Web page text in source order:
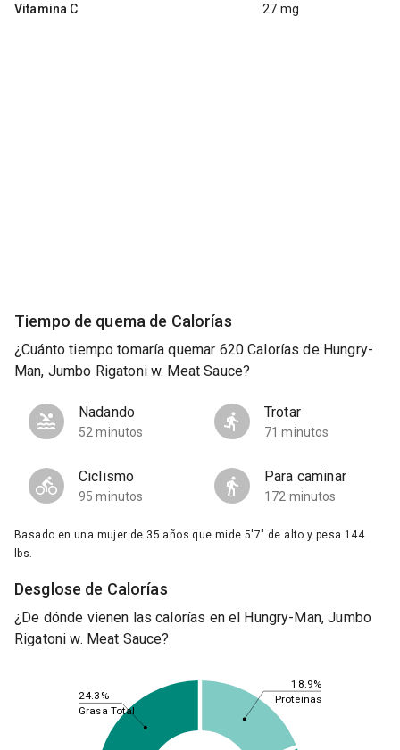
Vitamina C 27 mg
Tiempo de quema de Calorías
¿Cuánto tiempo tomaría quemar 620 Calorías de Hungry-
Man, Jumbo Rigatoni w. Meat Sauce?
Nadando
52 minutos
Trotar
71 minutos
Ciclismo
95 minutos
Para caminar
172 minutos
Basado en una mujer de 35 años que mide 5'7" de alto y pesa 144
lbs.
Desglose de Calorías
¿De dónde vienen las calorías en el Hungry-Man, Jumbo
Rigatoni w. Meat Sauce?
18.9%
24.3%
Proteínas
Grasa Total